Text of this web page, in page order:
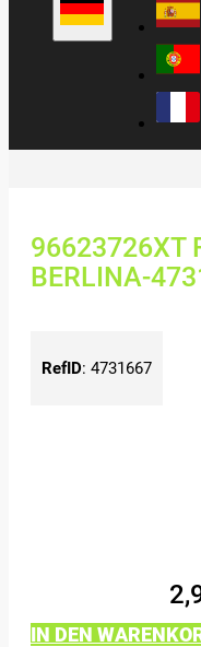
96623726XT
BERLINA-
RefID: 4731667
IN DEN